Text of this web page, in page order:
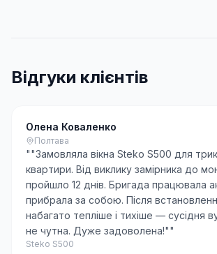
Відгуки клієнтів
Олена Коваленко
Полтава
""Замовляла вікна Steko S500 для
квартири. Від виклику замірника до
пройшло 12 днів. Бригада працювала
прибрала за собою. Після
набагато тепліше і тихіше — сусідня
не чутна. Дуже задоволена!""
Steko S500